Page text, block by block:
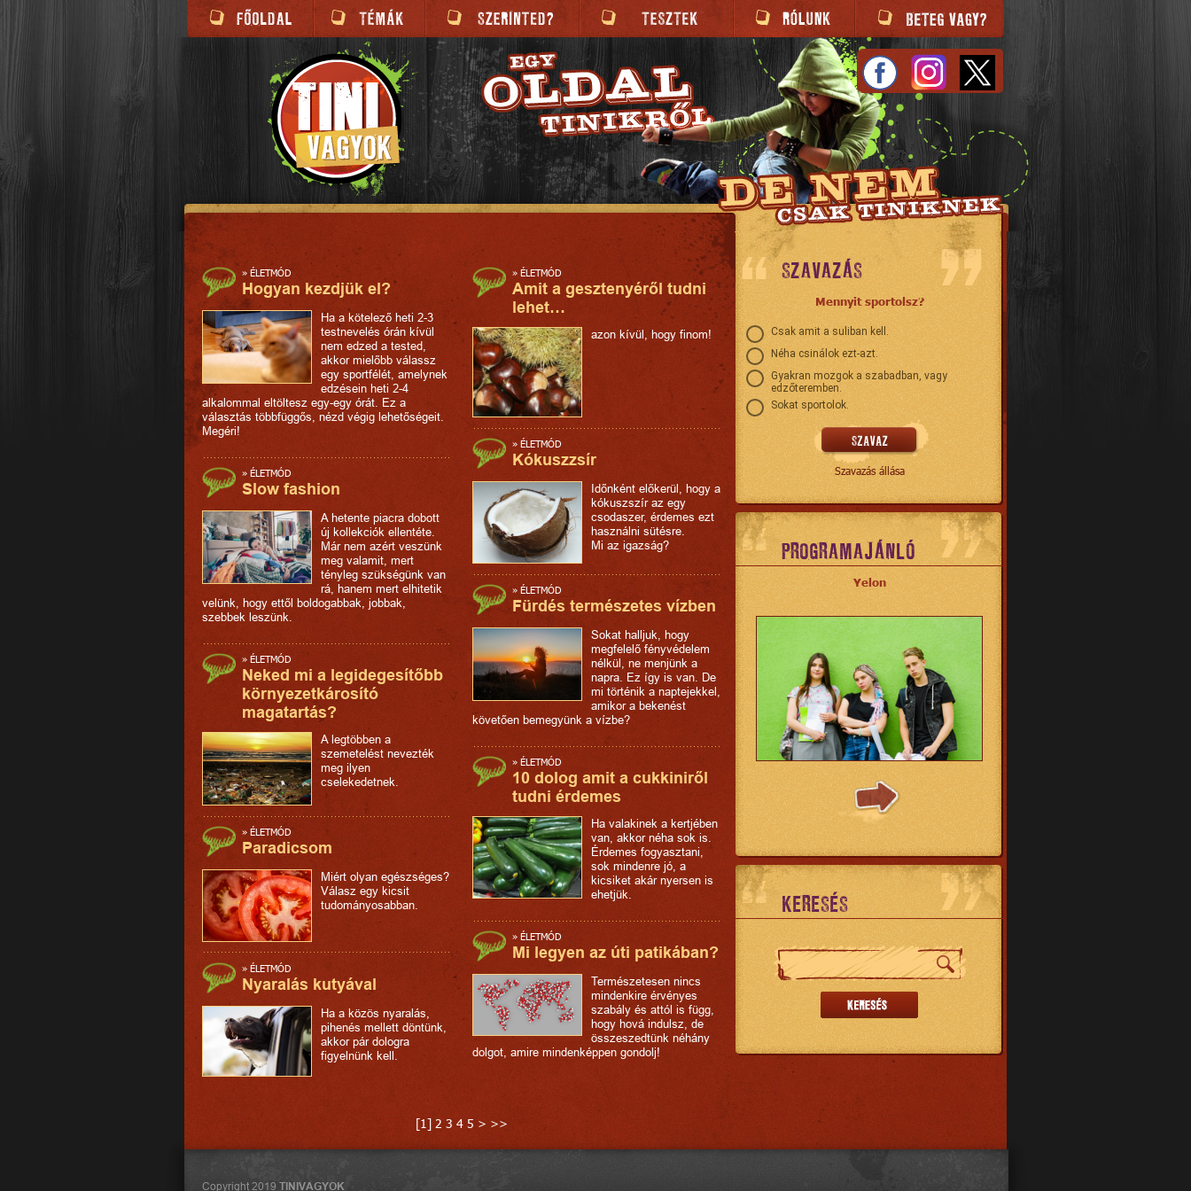
» ÉLETMÓD
Hogyan kezdjük el?
Ha a kötelező heti 2-3
testnevelés órán kívül
nem edzed a tested,
akkor mielőbb válassz
egy sportfélét, amelynek
edzésein heti 2-4
alkalommal eltöltesz egy-egy órát. Ez a
választás többfüggős, nézd végig lehetőségeit.
Megéri!
» ÉLETMÓD
Slow fashion
A hetente piacra dobott
új kollekciók ellentéte.
Már nem azért veszünk
meg valamit, mert
tényleg szükségünk van
rá, hanem mert elhitetik
velünk, hogy ettől boldogabbak, jobbak,
szebbek leszünk.
» ÉLETMÓD
Neked mi a legidegesítőbb
környezetkárosító
magatartás?
A legtöbben a
szemetelést nevezték
meg ilyen
cselekedetnek.
» ÉLETMÓD
Paradicsom
Miért olyan egészséges?
Válasz egy kicsit
tudományosabban.
» ÉLETMÓD
Nyaralás kutyával
Ha a közös nyaralás,
pihenés mellett döntünk,
akkor pár dologra
figyelnünk kell.
» ÉLETMÓD
Amit a gesztenyéről tudni
lehet…
azon kívül, hogy finom!
» ÉLETMÓD
Kókuszzsír
Időnként előkerül, hogy a
kókuszszír az egy
csodaszer, érdemes ezt
használni sütésre.
Mi az igazság?
» ÉLETMÓD
Fürdés természetes vízben
Sokat halljuk, hogy
megfelelő fényvédelem
nélkül, ne menjünk a
napra. Ez így is van. De
mi történik a naptejekkel,
amikor a bekenést
követően bemegyünk a vízbe?
» ÉLETMÓD
10 dolog amit a cukkiniről
tudni érdemes
Ha valakinek a kertjében
van, akkor néha sok is.
Érdemes fogyasztani,
sok mindenre jó, a
kicsiket akár nyersen is
ehetjük.
» ÉLETMÓD
Mi legyen az úti patikában?
Természetesen nincs
mindenkire érvényes
szabály és attól is függ,
hogy hová indulsz, de
összeszedtünk néhány
dolgot, amire mindenképpen gondolj!
[1] 2 3 4 5 > >>
SZAVAZÁS
Mennyit sportolsz?
Csak amit a suliban kell.
Néha csinálok ezt-azt.
Gyakran mozgok a szabadban, vagy
edzőteremben.
Sokat sportolok.
Szavazás állása
PROGRAMAJÁNLÓ
Yelon
KERESÉS
Copyright 2019 TINIVAGYOK